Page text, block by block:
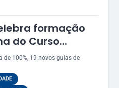
formação
do Curso
Turismo pelo
100%, 19 novos guias de